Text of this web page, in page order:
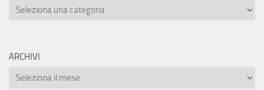
ARCHIVI